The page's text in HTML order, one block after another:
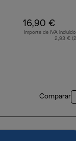
16,90 €
Importe de IVA
2,93 €
Comparar